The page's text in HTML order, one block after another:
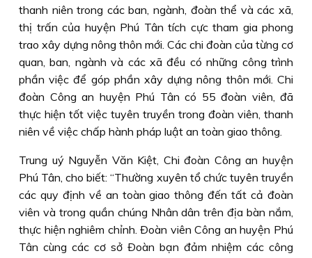
thanh niên trong các ban, ngành, đoàn thể và các xã,
thị trấn của huyện Phú Tân tích cực tham gia phong
trao xây dựng nông thôn mới. Các chi đoàn của từng cơ
quan, ban, ngành và các xã đều có những công trình
phần việc để góp phần xây dựng nông thôn mới. Chi
đoàn Công an huyện Phú Tân có 55 đoàn viên, đã
thực hiện tốt việc tuyên truyền trong đoàn viên, thanh
niên về việc chấp hành pháp luật an toàn giao thông.
Trung uý Nguyễn Văn Kiệt, Chi đoàn Công an huyện
Phú Tân, cho biết: “Thường xuyên tổ chức tuyên truyền
các quy định về an toàn giao thông đến tất cả đoàn
viên và trong quần chúng Nhân dân trên địa bàn nắm,
thực hiện nghiêm chỉnh. Ðoàn viên Công an huyện Phú
Tân cùng các cơ sở Ðoàn bạn đảm nhiệm các công